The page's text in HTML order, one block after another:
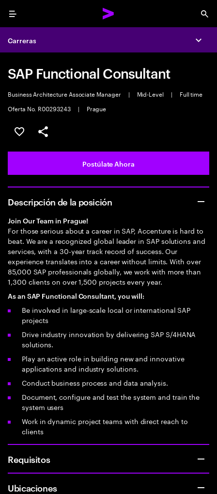
Menu
Carreras
SAP Functional Consultant
Business Architecture Associate Manager | Mid-Level |
Full time
Oferta No. R00293243
| Prague
Guardar este empleo
Compartir este empleo
Postúlate Ahora
Descripción de la posición
Join Our Team in Prague!
For those serious about a career in SAP, Accenture is hard to
beat. We are a recognized global leader in SAP solutions and
services, with a 30-year track record of success. Our
experience translates into a career without limits. With over
85,000 SAP professionals globally, we work with more than
1,300 clients on over 1,500 projects every year.
As an SAP Functional Consultant, you will:
Be involved in large-scale local or international SAP
projects
Drive industry innovation by delivering SAP S/4HANA
solutions.
Play an active role in building new and innovative
applications and industry solutions.
Conduct business process and data analysis.
Document, configure and test the system and train the
system users
Work in dynamic project teams with direct reach to
clients
Requisitos
Ubicaciones